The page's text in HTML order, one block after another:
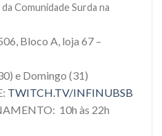
Comunidade Surda na
Bloco A, loja 67 –
e Domingo (31)
TWITCH.TV/INFINUBSB
10h às 22h